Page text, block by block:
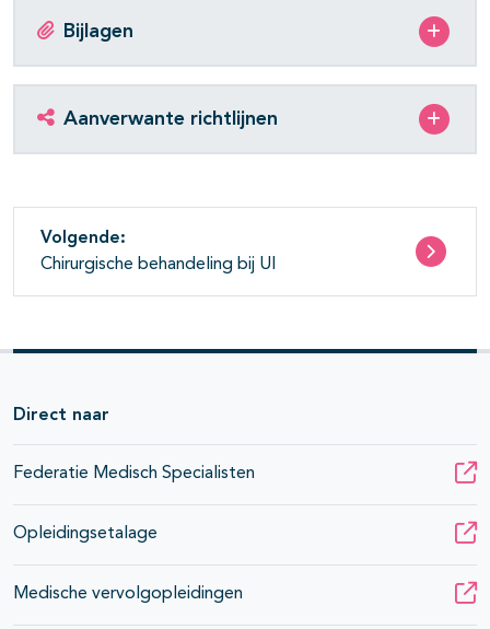
Bijlagen
Aanverwante richtlijnen
Volgende:
Chirurgische behandeling bij UI
Direct naar
Federatie Medisch Specialisten
Opleidingsetalage
Medische vervolgopleidingen